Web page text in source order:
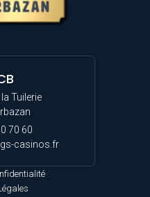
Tuilerie
70 60
casinos.fr